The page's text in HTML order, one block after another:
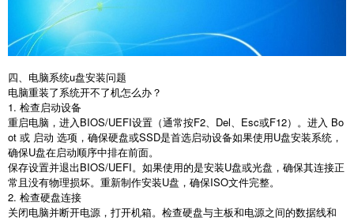
四、电脑系统u盘安装问题
电脑重装了系统开不了机怎么办？
1. 检查启动设备
重启电脑，进入BIOS/UEFI设置（通常按F2、 Del、 Esc或F12）。进入 Bo
ot 或 启动 选项，确保硬盘或SSD是首选启动设备如果使用U盘安装系统，
确保U盘在启动顺序中排在前面。
保存设置并退出BIOS/UEFI。如果使用的是安装U盘或光盘，确保其连接正
常且没有物理损坏。重新制作安装U盘，确保ISO文件完整。
2. 检查硬盘连接
关闭电脑并断开电源，打开机箱。检查硬盘与主板和电源之间的数据线和